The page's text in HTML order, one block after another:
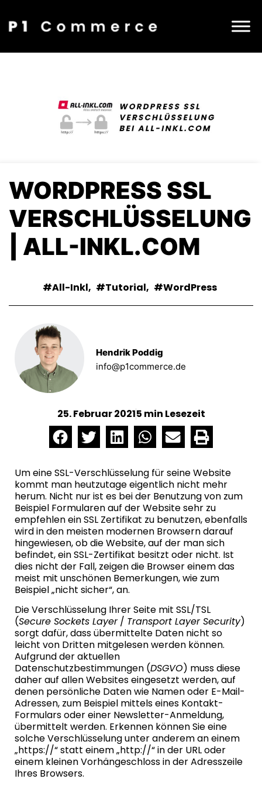
WORDPRESS SSL
VERSCHLÜSSELUNG
| ALL-INKL.COM
All-Inkl, Tutorial, WordPress
Hendrik Poddig
info@p1commerce.de
25. Februar 20215 min Lesezeit
Um eine SSL-Verschlüsselung für seine Website
kommt man heutzutage eigentlich nicht mehr
herum. Nicht nur ist es bei der Benutzung von zum
Beispiel Formularen auf der Website sehr zu
empfehlen ein SSL Zertifikat zu benutzen, ebenfalls
wird in den meisten modernen Browsern darauf
hingewiesen, ob die Website, auf der man sich
befindet, ein SSL-Zertifikat besitzt oder nicht. Ist
dies nicht der Fall, zeigen die Browser einem das
meist mit unschönen Bemerkungen, wie zum
Beispiel „nicht sicher“, an.
Die Verschlüsselung Ihrer Seite mit SSL/TSL
(Secure Sockets Layer/ Transport Layer Security)
sorgt dafür, dass übermittelte Daten nicht so
leicht von Dritten mitgelesen werden können.
Aufgrund der aktuellen
Datenschutzbestimmungen (DSGVO) muss diese
daher auf allen Websites eingesetzt werden, auf
denen persönliche Daten wie Namen oder E-Mail-
Adressen, zum Beispiel mittels eines Kontakt-
Formulars oder einer Newsletter-Anmeldung,
übermittelt werden. Erkennen können Sie eine
solche Verschlüsselung unter anderem an einem
„https://“ statt einem „http://“ in der URL oder
einem kleinen Vorhängeschloss in der Adresszeile
Ihres Browsers.